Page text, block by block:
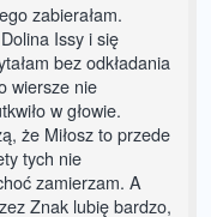
zabierałam.
Issy i się
bez odkładania
wiersze nie
w głowie.
że Miłosz to przede
tych nie
zamierzam. A
Znak lubię bardzo,